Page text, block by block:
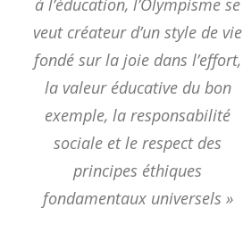
à l’éducation, l’Olympisme se
veut créateur d’un style de vie
fondé sur la joie dans l’effort,
la valeur éducative du bon
exemple, la responsabilité
sociale et le respect des
principes éthiques
fondamentaux universels »